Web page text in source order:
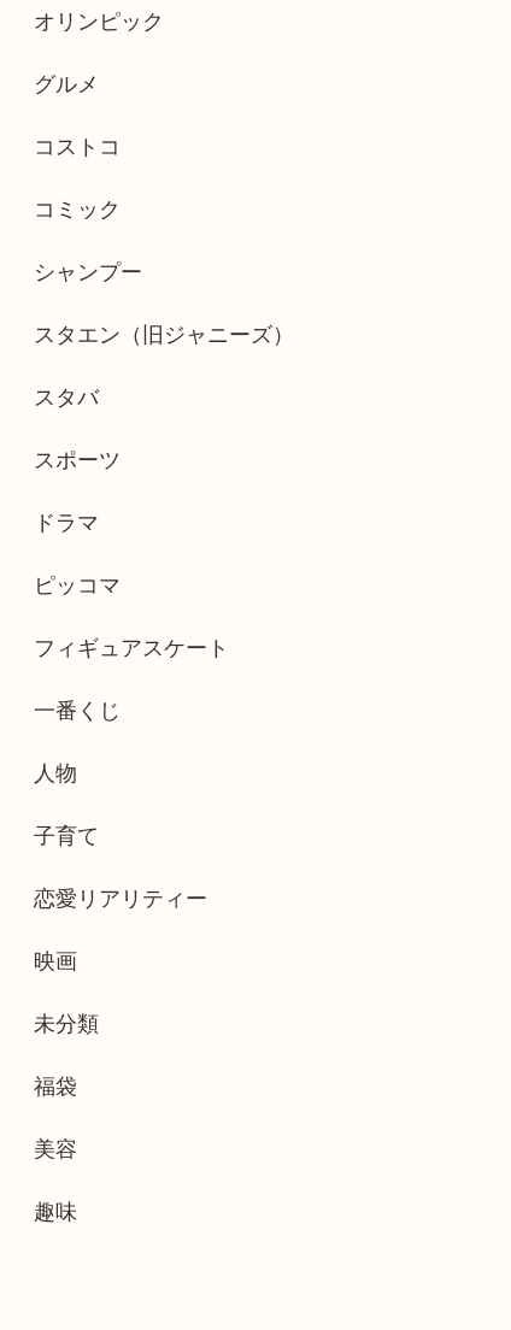
オリンピック
グルメ
コストコ
コミック
シャンプー
スタエン（旧ジャニーズ）
スタバ
スポーツ
ドラマ
ピッコマ
フィギュアスケート
一番くじ
人物
子育て
恋愛リアリティー
映画
未分類
福袋
美容
趣味